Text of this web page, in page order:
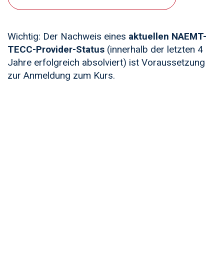
Wichtig: Der Nachweis eines aktuellen NAEMT-
TECC-Provider-Status (innerhalb der letzten 4
Jahre erfolgreich absolviert) ist Voraussetzung
zur Anmeldung zum Kurs.